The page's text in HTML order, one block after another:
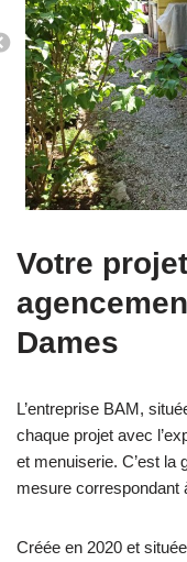
Votre
Dames
L’entreprise BAM,
chaque projet avec
et menuiserie. C’est la
mesure correspondant
Créée en 2020 et